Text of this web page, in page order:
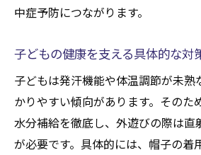
中症予防につながります。
子どもの健康を支える具体的な対
子どもは発汗機能や体温調節が未熟
かりやすい傾向があります。そのた
水分補給を徹底し、外遊びの際は直
が必要です。具体的には、帽子の着